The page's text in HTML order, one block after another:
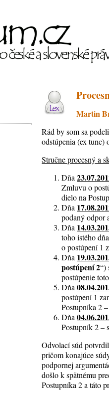
Martin
Rád by som sa
odstúpenia (ex tunc)
Stručne procesný a
Dňa
Zmluvu o
dielo na
Dňa
podaný odpor
Dňa
toho istého
o postúpení 1
Dňa
postúpení 2“)
postúpenie
Dňa
postúpení 1
Postupníka 2
Dňa
Postupník 2 –
Odvolací súd
pričom konajúce
podpornej
došlo k spätnému
Postupníka 2 a táto